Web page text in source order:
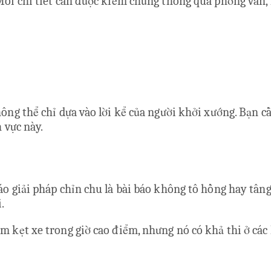
thể chỉ dựa vào lời kể của người khởi xướng. Bạn
này.
giải pháp chỉn chu là bài báo không tô hồng hay
xe trong giờ cao điểm, nhưng nó có khả thi ở